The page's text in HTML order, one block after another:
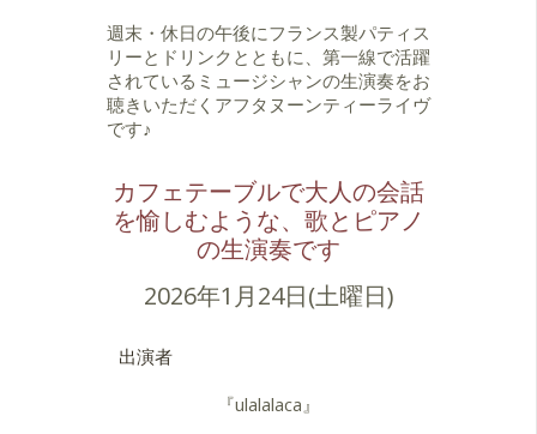
週末・休日の午後にフランス製パティス
リーとドリンクとともに、第一線で活躍
されているミュージシャンの生演奏をお
聴きいただくアフタヌーンティーライヴ
です♪
カフェテーブルで大人の会話
を愉しむような、歌とピアノ
の生演奏です
2026年1月24日(土曜日)
出演者
『ulalalaca』